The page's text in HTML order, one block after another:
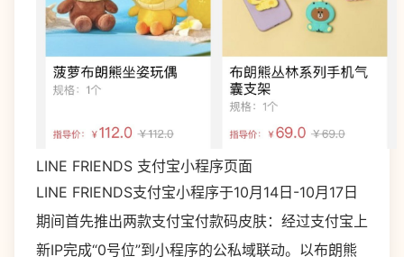
LINE FRIENDS 支付宝小程序页面
LINE FRIENDS支付宝小程序于10月14日-10月17日
期间首先推出两款支付宝付款码皮肤：经过支付宝上
新IP完成“0号位”到小程序的公私域联动。以布朗熊